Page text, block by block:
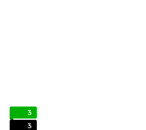
3
3